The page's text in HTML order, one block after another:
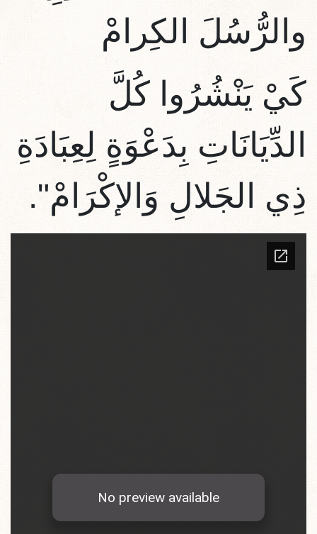
والرُّسُلَ الكِرامْ
كَيْ يَنْشُرُوا كُلَّ
الدِّيَانَاتِ بِدَعْوَةٍ لِعِبَادَةِ
ذِي الجَلالِ وَالإكْرَامْ".